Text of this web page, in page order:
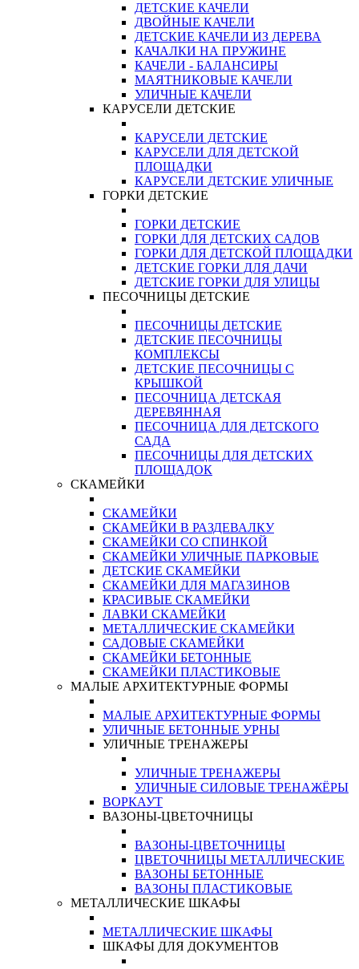
ДЕТСКИЕ КАЧЕЛИ
ДВОЙНЫЕ КАЧЕЛИ
ДЕТСКИЕ КАЧЕЛИ ИЗ ДЕРЕВА
КАЧАЛКИ НА ПРУЖИНЕ
КАЧЕЛИ - БАЛАНСИРЫ
МАЯТНИКОВЫЕ КАЧЕЛИ
УЛИЧНЫЕ КАЧЕЛИ
КАРУСЕЛИ ДЕТСКИЕ
КАРУСЕЛИ ДЕТСКИЕ
КАРУСЕЛИ ДЛЯ ДЕТСКОЙ
ПЛОЩАДКИ
КАРУСЕЛИ ДЕТСКИЕ УЛИЧНЫЕ
ГОРКИ ДЕТСКИЕ
ГОРКИ ДЕТСКИЕ
ГОРКИ ДЛЯ ДЕТСКИХ САДОВ
ГОРКИ ДЛЯ ДЕТСКОЙ ПЛОЩАДКИ
ДЕТСКИЕ ГОРКИ ДЛЯ ДАЧИ
ДЕТСКИЕ ГОРКИ ДЛЯ УЛИЦЫ
ПЕСОЧНИЦЫ ДЕТСКИЕ
ПЕСОЧНИЦЫ ДЕТСКИЕ
ДЕТСКИЕ ПЕСОЧНИЦЫ
КОМПЛЕКСЫ
ДЕТСКИЕ ПЕСОЧНИЦЫ С
КРЫШКОЙ
ПЕСОЧНИЦА ДЕТСКАЯ
ДЕРЕВЯННАЯ
ПЕСОЧНИЦА ДЛЯ ДЕТСКОГО
САДА
ПЕСОЧНИЦЫ ДЛЯ ДЕТСКИХ
ПЛОЩАДОК
СКАМЕЙКИ
СКАМЕЙКИ
СКАМЕЙКИ В РАЗДЕВАЛКУ
СКАМЕЙКИ СО СПИНКОЙ
СКАМЕЙКИ УЛИЧНЫЕ ПАРКОВЫЕ
ДЕТСКИЕ СКАМЕЙКИ
СКАМЕЙКИ ДЛЯ МАГАЗИНОВ
КРАСИВЫЕ СКАМЕЙКИ
ЛАВКИ СКАМЕЙКИ
МЕТАЛЛИЧЕСКИЕ СКАМЕЙКИ
САДОВЫЕ СКАМЕЙКИ
СКАМЕЙКИ БЕТОННЫЕ
СКАМЕЙКИ ПЛАСТИКОВЫЕ
МАЛЫЕ АРХИТЕКТУРНЫЕ ФОРМЫ
МАЛЫЕ АРХИТЕКТУРНЫЕ ФОРМЫ
УЛИЧНЫЕ БЕТОННЫЕ УРНЫ
УЛИЧНЫЕ ТРЕНАЖЕРЫ
УЛИЧНЫЕ ТРЕНАЖЕРЫ
УЛИЧНЫЕ СИЛОВЫЕ ТРЕНАЖЁРЫ
ВОРКАУТ
ВАЗОНЫ-ЦВЕТОЧНИЦЫ
ВАЗОНЫ-ЦВЕТОЧНИЦЫ
ЦВЕТОЧНИЦЫ МЕТАЛЛИЧЕСКИЕ
ВАЗОНЫ БЕТОННЫЕ
ВАЗОНЫ ПЛАСТИКОВЫЕ
МЕТАЛЛИЧЕСКИЕ ШКАФЫ
МЕТАЛЛИЧЕСКИЕ ШКАФЫ
ШКАФЫ ДЛЯ ДОКУМЕНТОВ